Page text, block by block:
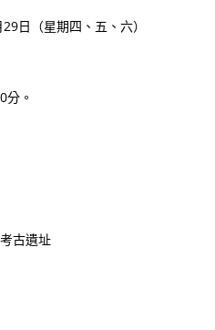
日（星期四、五、六）
分。
古遺址